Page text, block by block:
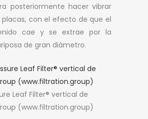
posteriormente hacer vibrar
placas, con el efecto de que el
cae y se extrae por la
de gran diámetro.
Leaf Filter® vertical de
(www.filtration.group)